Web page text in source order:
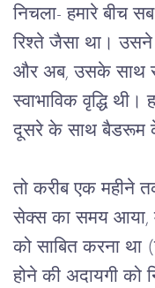
निचला- हमारे बीच
रिश्ते जैसा था।
और अब, उसके साथ
स्वाभाविक वृद्धि
दूसरे के साथ बैडरूम के
तो करीब एक महीने
सेक्स का समय आया,
को साबित करना था
होने की अदायगी को